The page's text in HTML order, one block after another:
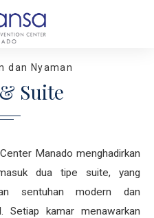
Suite
dan Nyaman
Manado menghadirkan
dua tipe suite, yang
sentuhan modern dan
Setiap kamar menawarkan